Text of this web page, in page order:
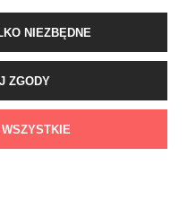
23, 41-708 Ruda Śląska | E-mail:
600 012 159 | TGS Przemysław
REGON: 276403698
NIEZBĘDNE
ZGODY